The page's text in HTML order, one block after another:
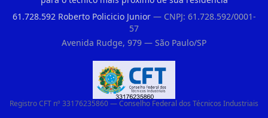
61.728.592 Roberto Policicio Junior— CNPJ: 61.728.592/0001-
57
Avenida Rudge, 979 — São Paulo/SP
Registro CFT nº 33176235860 — Conselho Federal dos Técnicos Industriais